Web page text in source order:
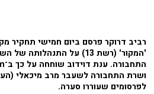
רביב דרוקר פרסם ביום חמישי תחקיר
'המקור' (רשת 13) על
ושרת התחבורה לשעבר מרב מיכאלי
לפרסומים שעוררו סערה.